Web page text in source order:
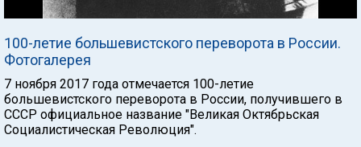
100-летие большевистского переворота в России.
Фотогалерея
7 ноября 2017 года отмечается 100-летие
большевистского переворота в России, получившего в
СССР официальное название "Великая Октябрьская
Социалистическая Революция".